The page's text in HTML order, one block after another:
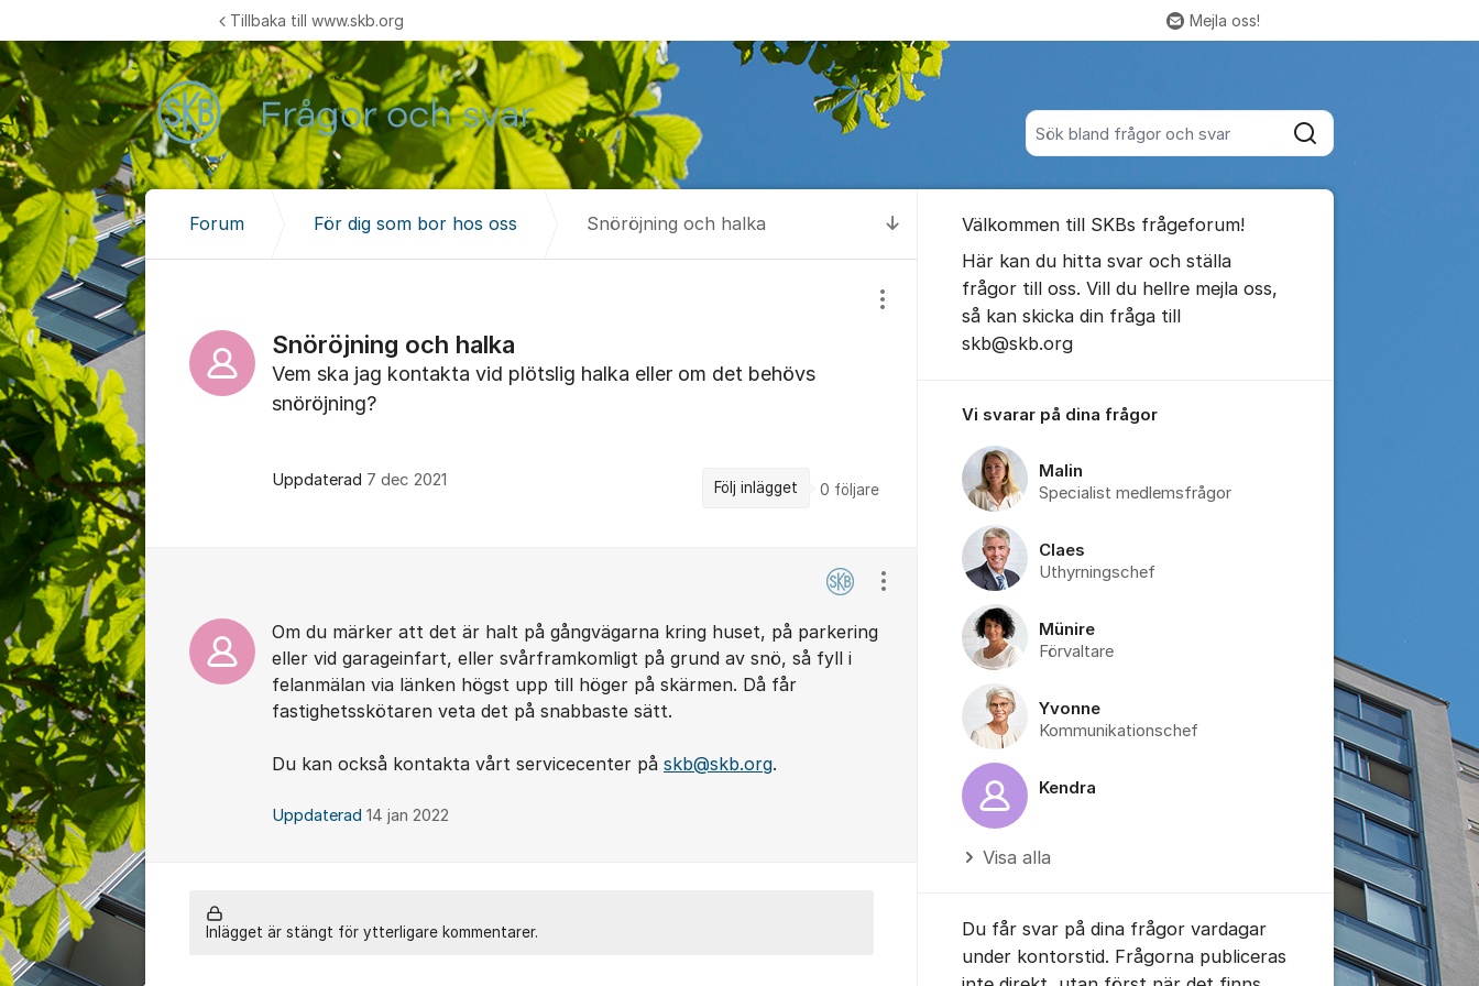
Sök bland alla inlägg
Sök
Tillbaka till www.skb.org Mejla oss!Fler supportlänkar
Till senaste kommentaren
Forum För dig som bor hos oss Snöröjning och halka
Snöröjning och halka
Visa/dölj inställningar för inlägg/kommentar
Vem ska jag kontakta vid plötslig halka eller om det behövs
snöröjning?
Uppdaterad 7 dec 2021 Följ inlägget 0 följare
Om du märker att det är halt på gångvägarna kring huset, på parkering
eller vid garageinfart, eller svårframkomligt på grund av snö, så fyll i
felanmälan via länken högst upp till höger på skärmen. Då får
fastighetsskötaren veta det på snabbaste sätt.
Du kan också kontakta vårt servicecenter på skb@skb.org.
Uppdaterad 14 jan 2022
Visa/dölj inställningar för inlägg/kommentar
Inlägget är stängt för ytterligare kommentarer.
Välkommen till SKBs frågeforum!
Här kan du hitta svar och ställa
frågor till oss. Vill du hellre mejla oss,
så kan skicka din fråga till
skb@skb.org
Vi svarar på dina frågor
Malin
Specialist medlemsfrågor
Claes
Uthyrningschef
Münire
Förvaltare
Yvonne
Kommunikationschef
Kendra
Visa alla
Du får svar på dina frågor vardagar
under kontorstid. Frågorna publiceras